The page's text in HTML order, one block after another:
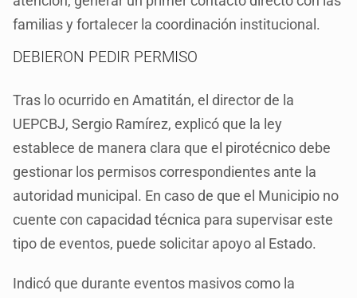
familias y fortalecer la coordinación institucional.
DEBIERON PEDIR PERMISO
Tras lo ocurrido en Amatitán, el director de la
UEPCBJ, Sergio Ramírez, explicó que la ley
establece de manera clara que el pirotécnico debe
gestionar los permisos correspondientes ante la
autoridad municipal. En caso de que el Municipio no
cuente con capacidad técnica para supervisar este
tipo de eventos, puede solicitar apoyo al Estado.
Indicó que durante eventos masivos como la